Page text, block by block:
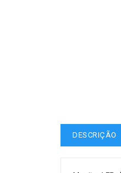
DESCRIÇÃO